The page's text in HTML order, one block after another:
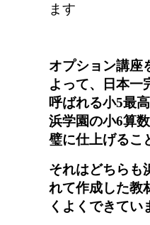
ます
オプション講座
よって、日本一
呼ばれる小5最
浜学園の小6算
璧に仕上げるこ
それはどちらも
れて作成した教
くよくできてい